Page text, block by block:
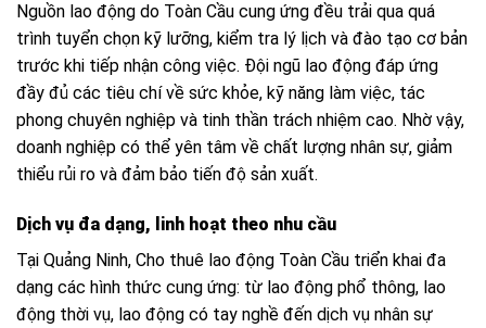
Nguồn lao động do Toàn Cầu cung ứng đều trải qua quá
trình tuyển chọn kỹ lưỡng, kiểm tra lý lịch và đào tạo cơ bản
trước khi tiếp nhận công việc. Đội ngũ lao động đáp ứng
đầy đủ các tiêu chí về sức khỏe, kỹ năng làm việc, tác
phong chuyên nghiệp và tinh thần trách nhiệm cao. Nhờ vậy,
doanh nghiệp có thể yên tâm về chất lượng nhân sự, giảm
thiểu rủi ro và đảm bảo tiến độ sản xuất.
Dịch vụ đa dạng, linh hoạt theo nhu cầu
Tại Quảng Ninh, Cho thuê lao động Toàn Cầu triển khai đa
dạng các hình thức cung ứng: từ lao động phổ thông, lao
động thời vụ, lao động có tay nghề đến dịch vụ nhân sự